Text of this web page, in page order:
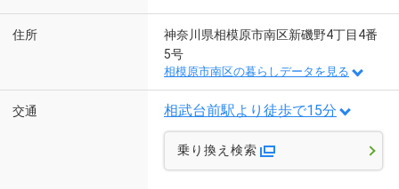
住所
神奈川県相模原市南区新磯野4丁目4番
5号
相模原市南区の暮らしデータを見る
交通 相武台前駅より徒歩で15分
乗り換え検索